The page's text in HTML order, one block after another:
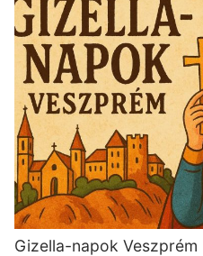
Gizella-napok Veszprém